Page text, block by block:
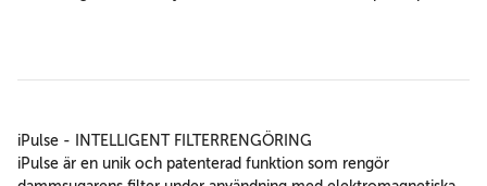
iPulse - INTELLIGENT FILTERRENGÖRING
iPulse är en unik och patenterad funktion som rengör